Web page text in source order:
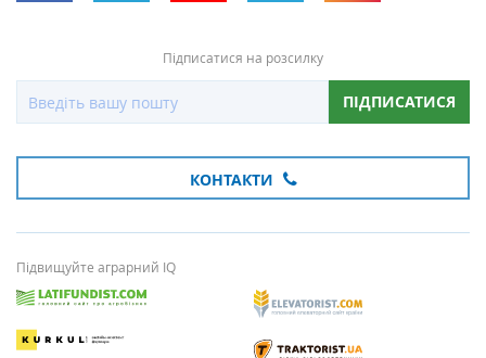
Підписатися на розсилку
ПІДПИСАТИСЯ
КОНТАКТИ
Підвищуйте аграрний IQ